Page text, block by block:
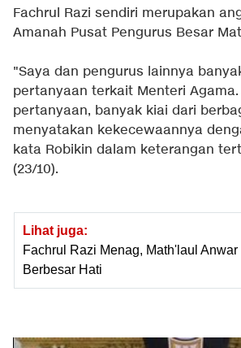
Fachrul Razi sendiri merupakan
Amanah Pusat Pengurus Besar
"Saya dan pengurus lainnya
pertanyaan terkait Menteri Agama.
pertanyaan, banyak kiai dari
menyatakan kekecewaannya
kata Robikin dalam keterangan
(23/10).
Lihat juga:
Fachrul Razi Menag, Math'laul Anwar
Berbesar Hati